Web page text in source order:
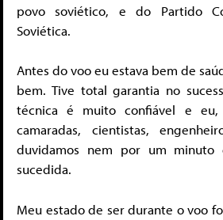
povo soviético, e do Partido
Soviética.
Antes do voo eu estava bem de
bem. Tive total garantia no
técnica é muito confiável e eu,
camaradas, cientistas,
duvidamos nem por um minuto
sucedida.
Meu estado de ser durante o voo